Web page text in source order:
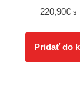
220,90€ s
Pridať do